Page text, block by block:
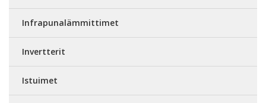
Infrapunalämmittimet
Invertterit
Istuimet